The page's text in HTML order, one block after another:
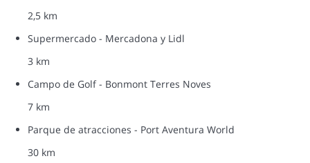
2,5 km
Supermercado - Mercadona y Lidl
3 km
Campo de Golf - Bonmont Terres Noves
7 km
Parque de atracciones - Port Aventura World
30 km